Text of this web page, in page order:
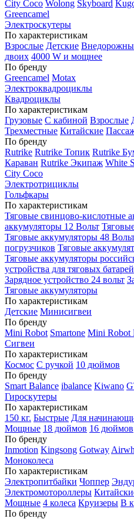
City Coco Wolong Skyboard
Greencamel
Электроскутеры
По характеристикам
Взрослые Детские
двоих 4000 W и мощнее
По бренду
Greencamel Motax
Электроквадроциклы
Квадроциклы
По характеристикам
Грузовые С кабиной Взрослые
Трехместные Китайские
По бренду
Rutrike Rutrike Топик Rutrike
Караван Rutrike Экипаж White
City Coco
Электротрициклы
Гольфкары
По характеристикам
Тяговые свинцово-кислотные
аккумуляторы 12 Вольт
Тяговые аккумуляторы 48
погрузчиков Тяговые
Тяговые аккумуляторы
устройства для тяговых батарей
Зарядное устройство 24 вольт
Тяговые аккумуляторы
По характеристикам
Детские Минисигвеи
По бренду
Mini Robot Smartone Mini Robot
Сигвеи
По характеристикам
Космос С ручкой 10 дюймов
По бренду
Smart Balance ibalance Kiwano
Гироскутеры
По характеристикам
150 кг. Быстрые Для
Мощные 18 дюймов 16 дюймов
По бренду
Inmotion Kingsong Gotway
Моноколеса
По характеристикам
Электропитбайки Чоппер
Электромотороллеры
Мощные 4 колеса Круизеры В
По бренду